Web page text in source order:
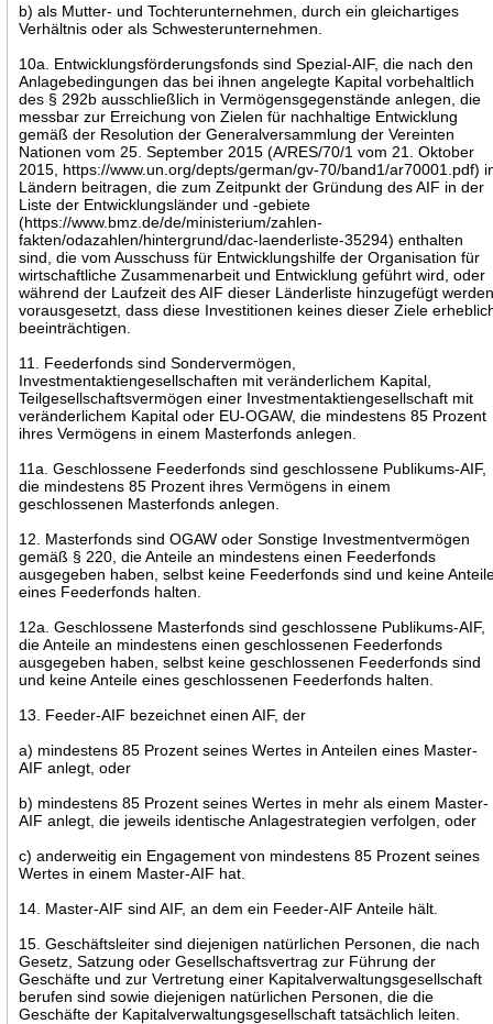
b) als Mutter- und Tochterunternehmen, durch ein gleichartiges
Verhältnis oder als Schwesterunternehmen.
10a. Entwicklungsförderungsfonds sind Spezial-AIF, die nach den
Anlagebedingungen das bei ihnen angelegte Kapital vorbehaltlich
des § 292b ausschließlich in Vermögensgegenstände anlegen, die
messbar zur Erreichung von Zielen für nachhaltige Entwicklung
gemäß der Resolution der Generalversammlung der Vereinten
Nationen vom 25. September 2015 (A/RES/70/1 vom 21. Oktober
2015, https://www.un.org/depts/german/gv-70/band1/ar70001.pdf)
Ländern beitragen, die zum Zeitpunkt der Gründung des AIF in der
Liste der Entwicklungsländer und -gebiete
(https://www.bmz.de/de/ministerium/zahlen-
fakten/odazahlen/hintergrund/dac-laenderliste-35294) enthalten
sind, die vom Ausschuss für Entwicklungshilfe der Organisation für
wirtschaftliche Zusammenarbeit und Entwicklung geführt wird, oder
während der Laufzeit des AIF dieser Länderliste hinzugefügt
vorausgesetzt, dass diese Investitionen keines dieser Ziele
beeinträchtigen.
11. Feederfonds sind Sondervermögen,
Investmentaktiengesellschaften mit veränderlichem Kapital,
Teilgesellschaftsvermögen einer Investmentaktiengesellschaft mit
veränderlichem Kapital oder EU-OGAW, die mindestens 85 Prozent
ihres Vermögens in einem Masterfonds anlegen.
11a. Geschlossene Feederfonds sind geschlossene Publikums-AIF,
die mindestens 85 Prozent ihres Vermögens in einem
geschlossenen Masterfonds anlegen.
12. Masterfonds sind OGAW oder Sonstige Investmentvermögen
gemäß § 220, die Anteile an mindestens einen Feederfonds
ausgegeben haben, selbst keine Feederfonds sind und keine
eines Feederfonds halten.
12a. Geschlossene Masterfonds sind geschlossene Publikums-AIF,
die Anteile an mindestens einen geschlossenen Feederfonds
ausgegeben haben, selbst keine geschlossenen Feederfonds sind
und keine Anteile eines geschlossenen Feederfonds halten.
13. Feeder-AIF bezeichnet einen AIF, der
a) mindestens 85 Prozent seines Wertes in Anteilen eines Master-
AIF anlegt, oder
b) mindestens 85 Prozent seines Wertes in mehr als einem Master-
AIF anlegt, die jeweils identische Anlagestrategien verfolgen, oder
c) anderweitig ein Engagement von mindestens 85 Prozent seines
Wertes in einem Master-AIF hat.
14. Master-AIF sind AIF, an dem ein Feeder-AIF Anteile hält.
15. Geschäftsleiter sind diejenigen natürlichen Personen, die nach
Gesetz, Satzung oder Gesellschaftsvertrag zur Führung der
Geschäfte und zur Vertretung einer Kapitalverwaltungsgesellschaft
berufen sind sowie diejenigen natürlichen Personen, die die
Geschäfte der Kapitalverwaltungsgesellschaft tatsächlich leiten.